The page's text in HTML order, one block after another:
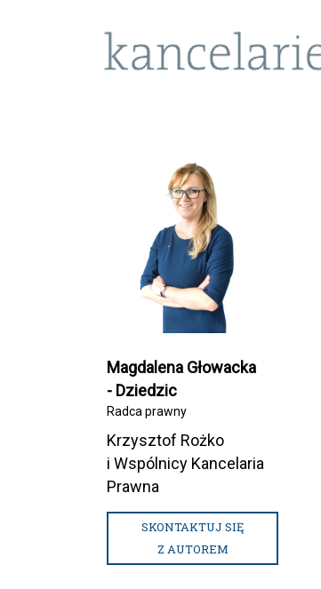
Magdalena Głowacka
- Dziedzic
Radca prawny
Krzysztof Rożko
i Wspólnicy Kancelaria
Prawna
SKONTAKTUJ SIĘ
Z AUTOREM